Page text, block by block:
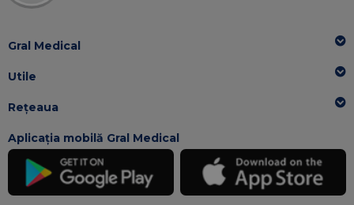
Gral Medical
Utile
Rețeaua
Aplicația mobilă Gral Medical